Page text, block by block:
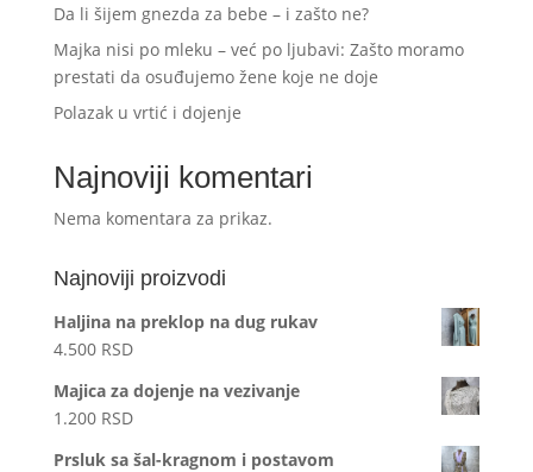
Da li šijem gnezda za bebe – i zašto ne?
Majka nisi po mleku – već po ljubavi: Zašto moramo
prestati da osuđujemo žene koje ne doje
Polazak u vrtić i dojenje
Najnoviji komentari
Nema komentara za prikaz.
Najnoviji proizvodi
Haljina na preklop na dug rukav
4.500 RSD
Majica za dojenje na vezivanje
1.200 RSD
Prsluk sa šal-kragnom i postavom